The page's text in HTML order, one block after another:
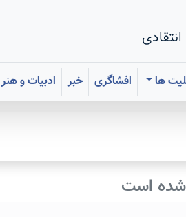
ها افشاگری خبر ادبیات و هنر
شده است